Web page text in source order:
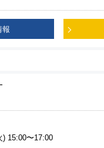
報
) 15:00〜17:00